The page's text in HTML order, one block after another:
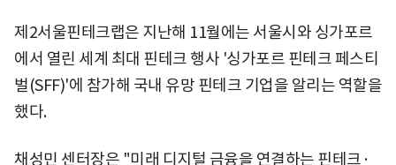
제2서울핀테크랩은 지난해 11월에는 서울시와 싱가포르
에서 열린 세계 최대 핀테크 행사 '싱가포르 핀테크 페스티
벌(SFF)'에 참가해 국내 유망 핀테크 기업을 알리는 역할을
했다.
채성민 센터장은 "미래 디지털 금융을 연결하는 핀테크·